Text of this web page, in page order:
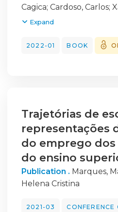
Cagica; Cardoso, Carlos;
Ossmane, Elis
Expand
2022-01 BOOK
Trajetórias de
representações
do emprego
do ensino
Publication . Marques,
Helena Cristina
2021-03 CONFERENCE